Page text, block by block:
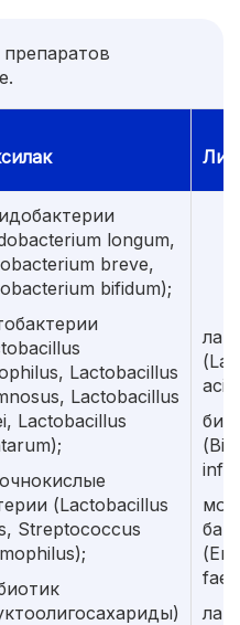
longum,
breve,
bifidum);
Lactobacillus
Lactobacillus
Lactobacillus
(Lactobacillus
Streptococcus